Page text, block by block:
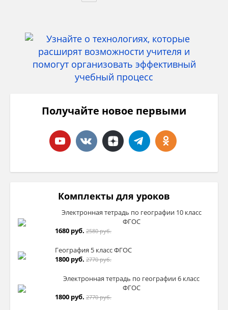
Получайте новое первыми
Комплекты для уроков
Электронная тетрадь по географии 10 класс
ФГОС
1680 руб. 2580 руб.
География 5 класс ФГОС
1800 руб. 2770 руб.
Электронная тетрадь по географии 6 класс
ФГОС
1800 руб. 2770 руб.